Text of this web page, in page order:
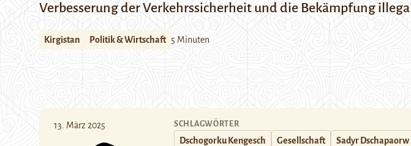
Verbesserung der Verkehrssicherheit und die Bekämpfung
Kirgistan Politik & Wirtschaft 5 Minuten
13. März 2025 SCHLAGWÖRTER
Dschogorku Kengesch Gesellschaft Sadyr Dschapaorw